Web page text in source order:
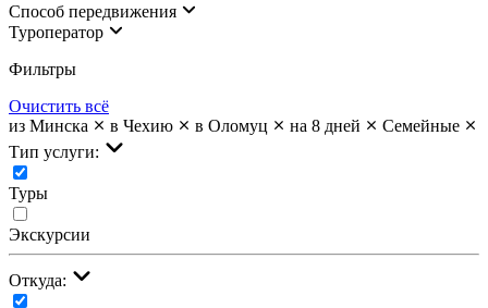
Cпособ передвижения
Туроператор
Фильтры
Очистить всё
из Минска
в Чехию в Оломуц на 8 дней
Семейные
Тип услуги:
Туры
Экскурсии
Откуда: